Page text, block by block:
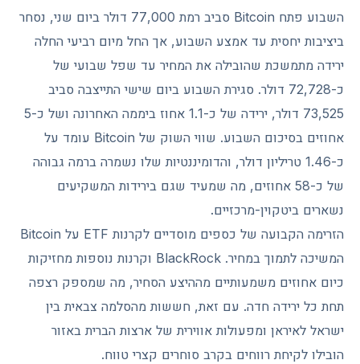
השבוע פתח Bitcoin סביב רמת 77,000 דולר ביום שני, נסחר
ביציבות יחסית עד אמצע השבוע, אך החל מיום רביעי החלה
ירידה מתמשכת שהובילה את המחיר עד שפל שבועי של
כ-72,728 דולר. סגירת השבוע ביום שישי התייצבה סביב
73,525 דולר, ירידה של כ-1.1 אחוז ביממה האחרונה ושל כ-5
אחוזים בסיכום השבוע. שווי השוק של Bitcoin עומד על
כ-1.46 טריליון דולר, והדומיננטיות שלו נשמרה ברמה גבוהה
של כ-58 אחוזים, מה שמעיד שגם בירידות המשקיעים
נשארים ביטקוין-מרכזיים.
הזרימה הקבועה של כספים מוסדיים לקרנות ETF על Bitcoin
המשיכה לתמוך במחיר. BlackRock וקרנות נוספות מחזיקות
כיום אחוזים משמעותיים מההיצע הסחיר, מה שמספק רצפה
תחת כל ירידה חדה. עם זאת, חששות מהסלמה צבאית בין
ישראל לאיראן ומפעולות אווירית של ארצות הברית באזור
הובילו לקיחת רווחים בקרב סוחרים קצרי טווח.